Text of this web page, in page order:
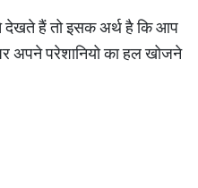
हैं तो इसक अर्थ है कि आप
अपने परेशानियो का हल खोजने